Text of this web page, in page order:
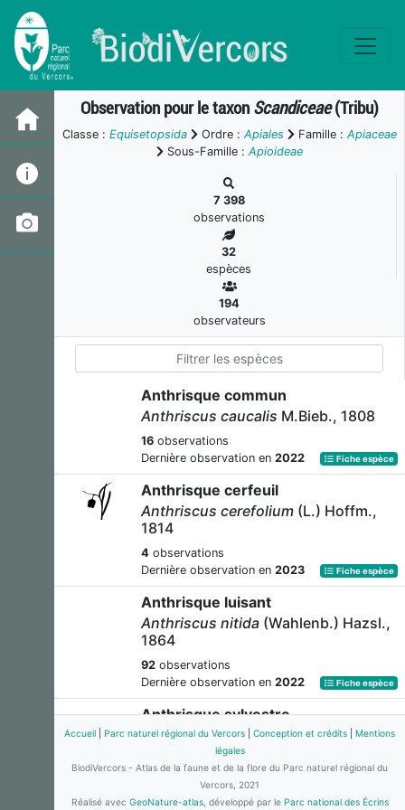
Observation pour le taxon Scandiceae(Tribu)
Classe : Equisetopsida Ordre : Apiales Famille : Apiaceae
Sous-Famille : Apioideae
7 398
observations
32
espèces
194
observateurs
Anthrisque commun
Anthriscus caucalis M.Bieb., 1808
16 observations
Dernière observation en 2022 Fiche espèce
Anthrisque cerfeuil
Anthriscus cerefolium (L.) Hoffm.,
1814
4 observations
Dernière observation en 2023 Fiche espèce
Anthrisque luisant
Anthriscus nitida (Wahlenb.) Hazsl.,
1864
92 observations
Dernière observation en 2022 Fiche espèce
Anthrisque sylvestre
Anthriscus sylvestris(L.) Hoffm.,
Dernière observation en
Fiche espèce
Accueil Parc naturel régional du Vercors Conception et crédits
Mentions
légales
BiodiVercors - Atlas de la faune et de la flore du Parc naturel régional du
Vercors, 2021
Réalisé avec GeoNature-atlas, développé par le Parc national des Écrins